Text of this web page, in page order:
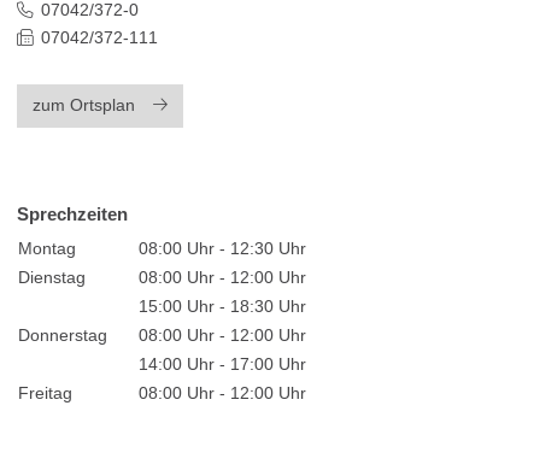
07042/372-0
07042/372-111
zum Ortsplan
Sprechzeiten
Montag
08:00 Uhr - 12:30 Uhr
Dienstag
08:00 Uhr - 12:00 Uhr
15:00 Uhr - 18:30 Uhr
Donnerstag
08:00 Uhr - 12:00 Uhr
14:00 Uhr - 17:00 Uhr
Freitag
08:00 Uhr - 12:00 Uhr